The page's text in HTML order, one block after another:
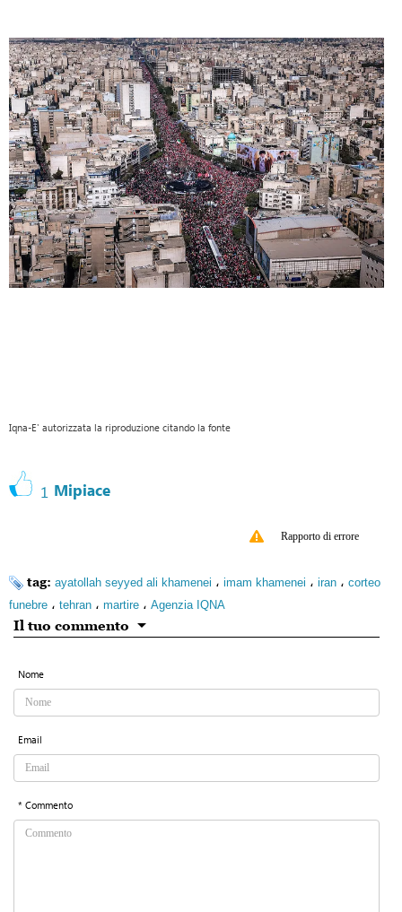
Iqna-E' autorizzata la riproduzione citando la fonte
1 Mipiace
Rapporto di errore
tag: ayatollah seyyed ali khamenei ، imam khamenei ، iran ، corteo
funebre ، tehran ، martire ، Agenzia IQNA
Il tuo commento
Nome
Email
* Commento